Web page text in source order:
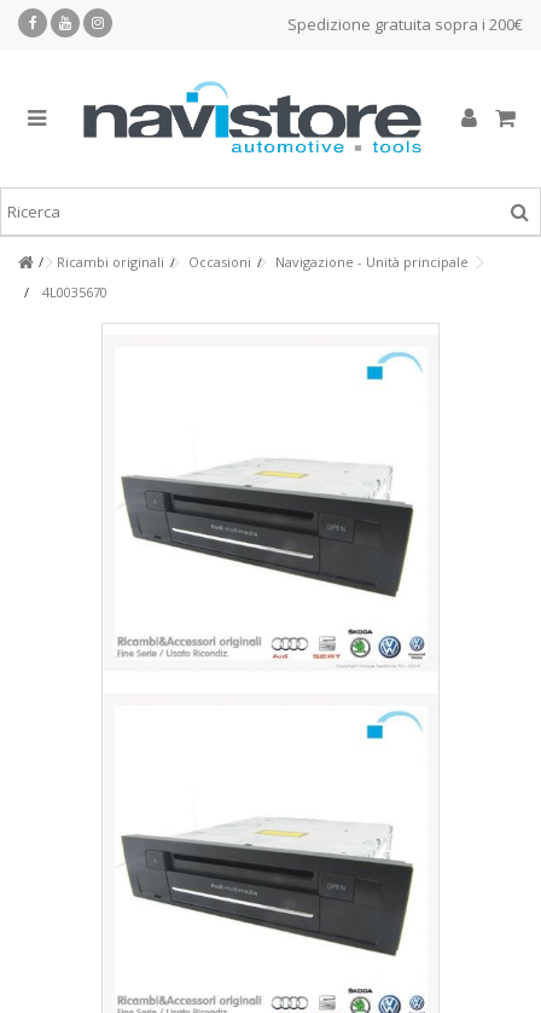
Spedizione gratuita sopra i 200€
Ricambi originali Occasioni
Navigazione - Unità principale
4L0035670